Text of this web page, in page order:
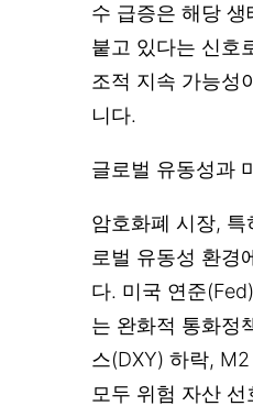
수 급증은 해당
붙고 있다는 신호
조적 지속 가능성
니다.
글로벌 유동성과
암호화폐 시장,
로벌 유동성 환경
다. 미국 연준
는 완화적 통화정
스(DXY) 하락,
모두 위험 자산